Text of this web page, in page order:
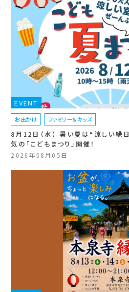
EVENT
お出かけ ファミリー＆キッズ
8月12日（水） 暑い夏は“涼しい縁
気の「こどもまつり」開催！
2026年08月05日